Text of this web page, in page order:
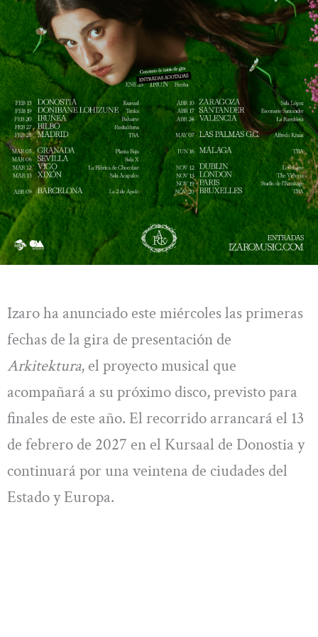
Izaro ha anunciado este miércoles las primeras
fechas de la gira de presentación de
Arkitektura, el proyecto musical que
acompañará a su próximo disco, previsto para
finales de este año. El recorrido arrancará el 13
de febrero de 2027 en el Kursaal de Donostia y
continuará por una veintena de ciudades del
Estado y Europa.